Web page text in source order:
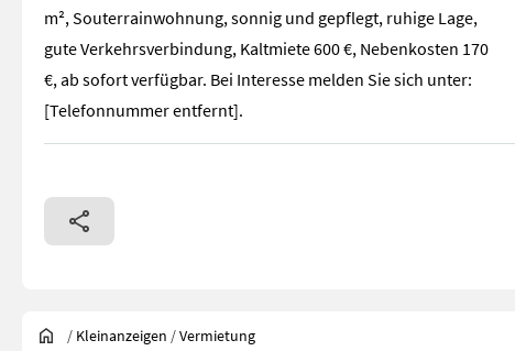
m², Souterrainwohnung, sonnig und gepflegt, ruhige Lage,
gute Verkehrsverbindung, Kaltmiete 600 €, Nebenkosten 170
€, ab sofort verfügbar. Bei Interesse melden Sie sich unter:
[Telefonnummer entfernt].
/ Kleinanzeigen /Vermietung